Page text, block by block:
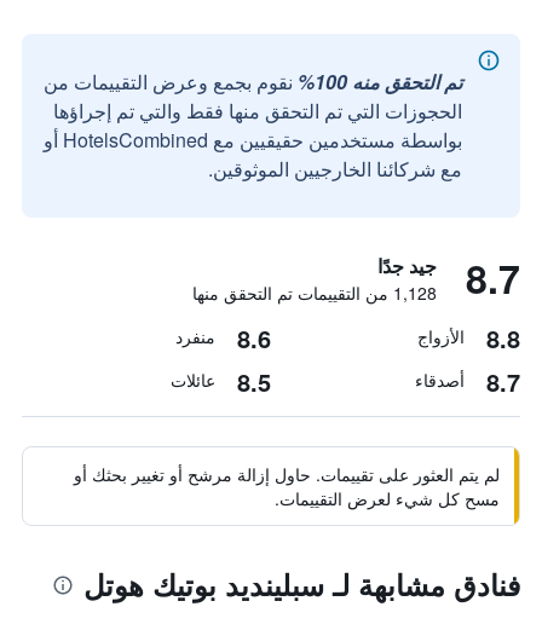
تم التحقق منه 100%
نقوم بجمع وعرض التقييمات من
الحجوزات التي تم التحقق منها فقط والتي تم إجراؤها
بواسطة مستخدمين حقيقيين مع HotelsCombined أو
مع شركائنا الخارجيين الموثوقين.
8.7 جيد جدًا
1,128 من التقييمات تم التحقق منها
8.8 الأزواج 8.6 منفرد
8.7 أصدقاء 8.5 عائلات
لم يتم العثور على تقييمات. حاول إزالة مرشح أو تغيير بحثك أو
مسح كل شيء لعرض التقييمات.
فنادق مشابهة لـ سبلينديد بوتيك هوتل